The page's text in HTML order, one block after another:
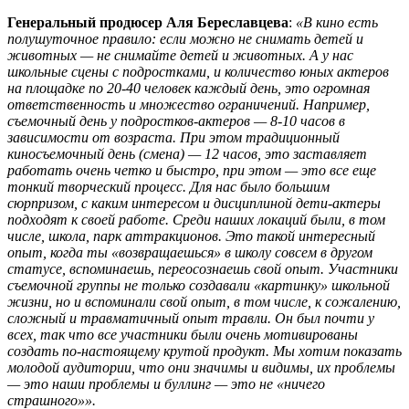
Генеральный продюсер Аля Береславцева: «В кино есть
полушуточное правило: если можно не снимать детей и
животных — не снимайте детей и животных. А у нас
школьные сцены с подростками, и количество юных актеров
на площадке по 20-40 человек каждый день, это огромная
ответственность и множество ограничений. Например,
съемочный день у подростков-актеров — 8-10 часов в
зависимости от возраста. При этом традиционный
киносъемочный день (смена) — 12 часов, это заставляет
работать очень четко и быстро, при этом — это все еще
тонкий творческий процесс. Для нас было большим
сюрпризом, с каким интересом и дисциплиной дети-актеры
подходят к своей работе. Среди наших локаций были, в том
числе, школа, парк аттракционов. Это такой интересный
опыт, когда ты «возвращаешься» в школу совсем в другом
статусе, вспоминаешь, переосознаешь свой опыт. Участники
съемочной группы не только создавали «картинку» школьной
жизни, но и вспоминали свой опыт, в том числе, к сожалению,
сложный и травматичный опыт травли. Он был почти у
всех, так что все участники были очень мотивированы
создать по-настоящему крутой продукт. Мы хотим показать
молодой аудитории, что они значимы и видимы, их проблемы
— это наши проблемы и буллинг — это не «ничего
страшного»».